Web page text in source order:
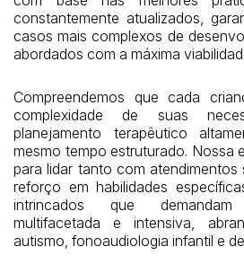
constantemente atualizados,
casos mais complexos de
abordados com a máxima
Compreendemos que cada
complexidade de suas
planejamento terapêutico
mesmo tempo estruturado. Nossa
para lidar tanto com atendimentos
reforço em habilidades
intrincados que
multifacetada e intensiva,
autismo, fonoaudiologia infantil e